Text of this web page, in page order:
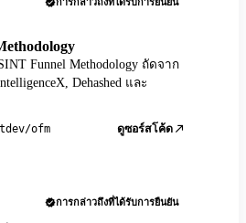
Funnel Methodology ถัดจาก
Dehashed และ
ofm ดูซอร์สโค้ด
การกล่าวถึงที่ได้รับการยืนยัน